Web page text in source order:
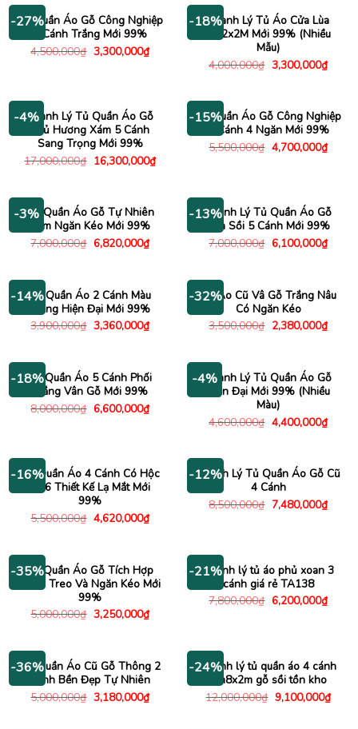
6,300,000₫.
-27%
Tủ Quần Áo Gỗ Công Nghiệp
2 Cánh Trắng Mới 99%
4,500,000₫ Giá
gốc
3,300,000₫Giá
hiện
-18%Thanh Lý Tủ Áo Cửa Lùa
1M2x2M Mới 99% (Nhiều
Mẫu)
4,000,000₫ Giá
gốc
3,300,000₫Giá
hiện
-4%Thanh Lý Tủ Quần Áo Gỗ
Phủ Hương Xám 5 Cánh
Sang Trọng Mới 99%
17,000,000₫ Giá
gốc
16,300,000₫Giá
hiện
16,300,000₫.
-15%
Tủ Quần Áo Gỗ Công Nghiệp
4 Cánh 4 Ngăn Mới 99%
5,500,000₫ Giá
gốc
4,700,000₫Giá
hiện
-3%Tủ Quần Áo Gỗ Tự Nhiên
Kèm Ngăn Kéo Mới 99%
7,000,000₫ Giá
gốc
6,820,000₫Giá
hiện
6,820,000₫.
-13%Thanh Lý Tủ Quần Áo Gỗ
Vân Sồi 5 Cánh Mới 99%
7,000,000₫ Giá
gốc
6,100,000₫Giá
hiện
-14%Tủ Quần Áo 2 Cánh Màu
Trắng Hiện Đại Mới 99%
3,900,000₫ Giá
gốc
3,360,000₫Giá
hiện
3,360,000₫.
-32%
Tủ Áo Cũ Vâ Gỗ Trắng Nâu
Có Ngăn Kéo
3,500,000₫ Giá
gốc
2,380,000₫Giá
hiện
-18%Tủ Quần Áo 5 Cánh Phối
Trắng Vân Gỗ Mới 99%
8,000,000₫ Giá
gốc
6,600,000₫Giá
hiện
-4%Thanh Lý Tủ Quần Áo Gỗ
Hiện Đại Mới 99% (Nhiều
Màu)
4,600,000₫ Giá
gốc
4,400,000₫Giá
hiện
-16%
Tủ Quần Áo 4 Cánh Có Hộc
1M6 Thiết Kế Lạ Mắt Mới
99%
5,500,000₫ Giá
gốc
4,620,000₫Giá
hiện
4,620,000₫.
-12%
Thanh Lý Tủ Quần Áo Gỗ Cũ
4 Cánh
8,500,000₫ Giá
gốc
7,480,000₫Giá
hiện
-35%Tủ Quần Áo Gỗ Tích Hợp
Ngăn Treo Và Ngăn Kéo Mới
99%
5,000,000₫ Giá
gốc
3,250,000₫Giá
hiện
3,250,000₫.
-21%
Thanh lý tủ áo phủ xoan 3
cánh giá rẻ TA138
7,800,000₫ Giá
gốc
6,200,000₫Giá
hiện
-36%
Tủ Quần Áo Cũ Gỗ Thông 2
Cánh Bền Đẹp Tự Nhiên
5,000,000₫ Giá
gốc
3,180,000₫Giá
hiện
-24%
Thanh lý tủ quần áo 4 cánh
1m8x2m gỗ sồi tồn kho
12,000,000₫ Giá
gốc
9,100,000₫Giá
hiện